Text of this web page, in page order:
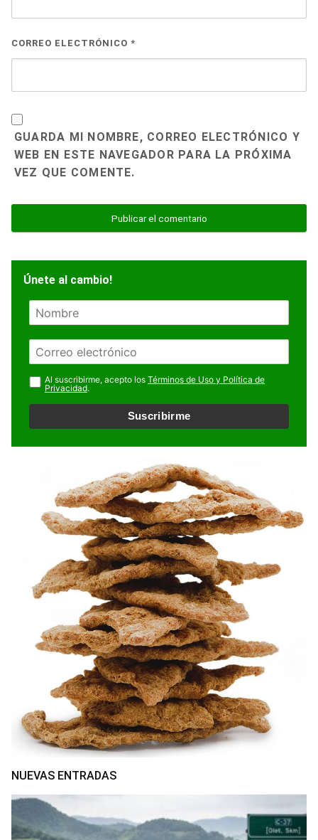
CORREO ELECTRÓNICO *
GUARDA MI NOMBRE, CORREO ELECTRÓNICO Y
WEB EN ESTE NAVEGADOR PARA LA PRÓXIMA
VEZ QUE COMENTE.
Únete al cambio!
N
m
r
e
E
m
a
i
l
Al suscribirme, acepto los Términos de Uso y Política de
Privacidad.
Suscribirme
NUEVAS ENTRADAS